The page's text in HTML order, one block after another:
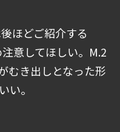
ほどご紹介する
意してほしい。M.2
むき出しとなった形
い。